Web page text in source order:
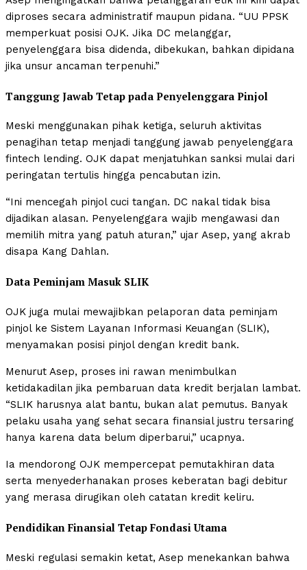
diproses secara administratif maupun pidana. “UU PPSK
memperkuat posisi OJK. Jika DC melanggar,
penyelenggara bisa didenda, dibekukan, bahkan dipidana
jika unsur ancaman terpenuhi.”
Tanggung Jawab Tetap pada Penyelenggara Pinjol
Meski menggunakan pihak ketiga, seluruh aktivitas
penagihan tetap menjadi tanggung jawab penyelenggara
fintech lending. OJK dapat menjatuhkan sanksi mulai dari
peringatan tertulis hingga pencabutan izin.
“Ini mencegah pinjol cuci tangan. DC nakal tidak bisa
dijadikan alasan. Penyelenggara wajib mengawasi dan
memilih mitra yang patuh aturan,” ujar Asep, yang akrab
disapa Kang Dahlan.
Data Peminjam Masuk SLIK
OJK juga mulai mewajibkan pelaporan data peminjam
pinjol ke Sistem Layanan Informasi Keuangan (SLIK),
menyamakan posisi pinjol dengan kredit bank.
Menurut Asep, proses ini rawan menimbulkan
ketidakadilan jika pembaruan data kredit berjalan lambat.
“SLIK harusnya alat bantu, bukan alat pemutus. Banyak
pelaku usaha yang sehat secara finansial justru tersaring
hanya karena data belum diperbarui,” ucapnya.
Ia mendorong OJK mempercepat pemutakhiran data
serta menyederhanakan proses keberatan bagi debitur
yang merasa dirugikan oleh catatan kredit keliru.
Pendidikan Finansial Tetap Fondasi Utama
Meski regulasi semakin ketat, Asep menekankan bahwa